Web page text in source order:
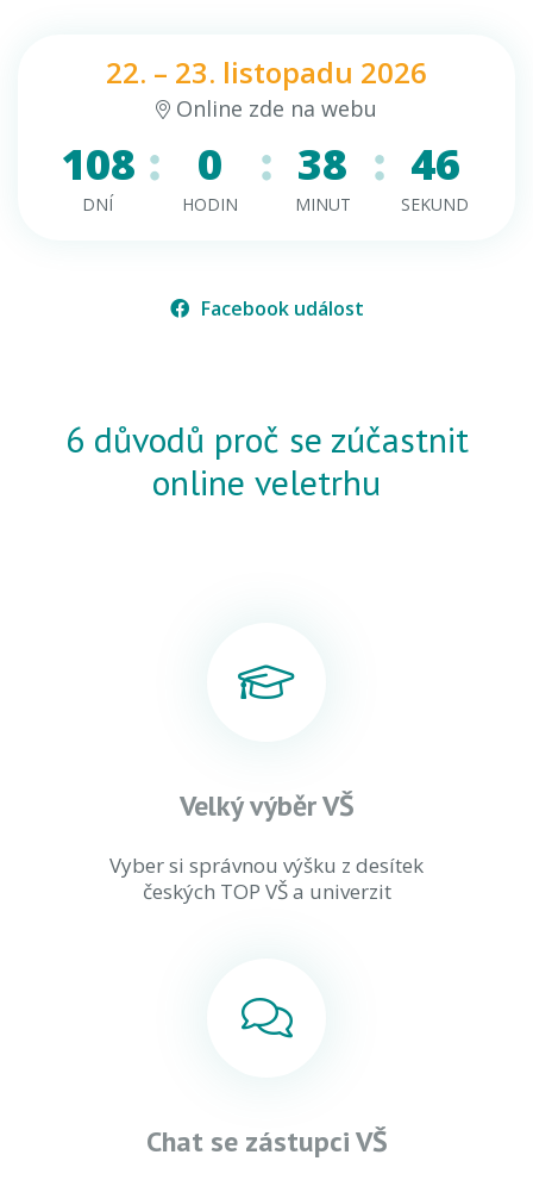
22. – 23. listopadu 2026
Online zde na webu
108
DNÍ
0
HODIN
38
MINUT
46
SEKUND
Facebook událost
6 důvodů proč se zúčastnit
online veletrhu
Velký výběr VŠ
Vyber si správnou výšku z desítek
českých TOP VŠ a univerzit
Chat se zástupci VŠ